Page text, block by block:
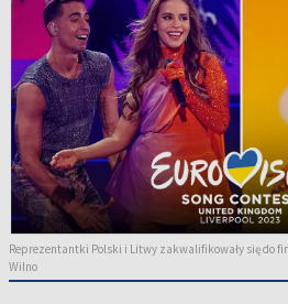
Reprezentantki Polski i Litwy zakwalifikowały się do
Wilno